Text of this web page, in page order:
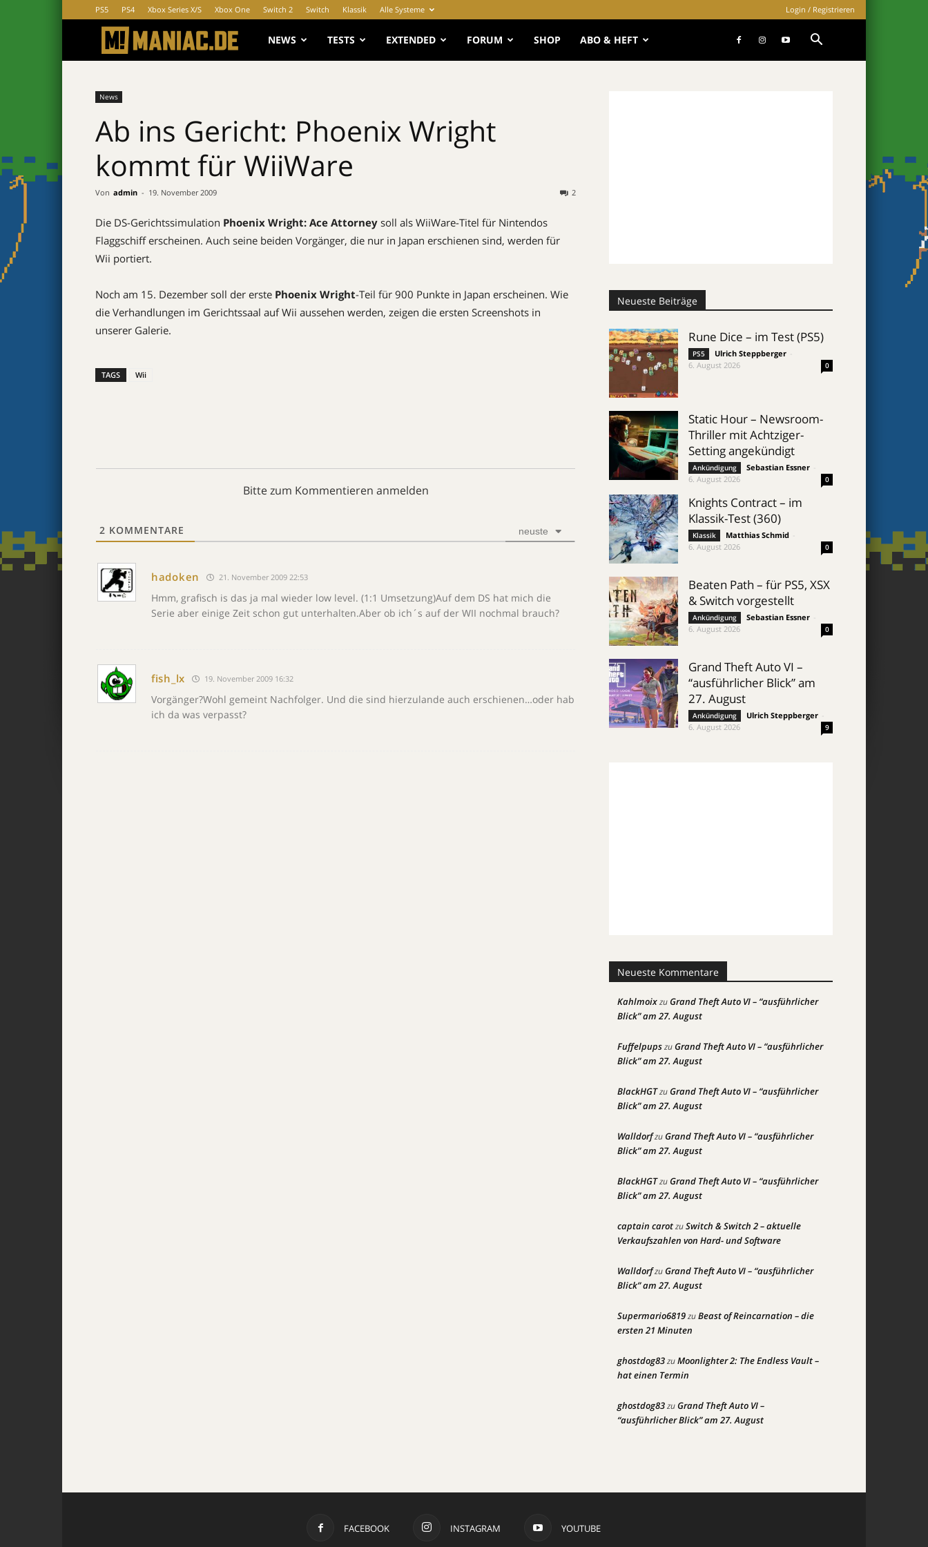
PS5 PS4 Xbox Series X/S Xbox One Switch 2 Switch Klassik Alle Systeme Login / Registrieren
MANIAC.de
NEWS TESTS EXTENDED FORUM SHOP ABO & HEFT
News
Ab ins Gericht: Phoenix Wright
kommt für WiiWare
Von admin - 19. November 2009 2
Die DS-Gerichtssimulation Phoenix Wright: Ace Attorney soll als WiiWare-Titel für Nintendos
Flaggschiff erscheinen. Auch seine beiden Vorgänger, die nur in Japan erschienen sind, werden für
Wii portiert.
Noch am 15. Dezember soll der erste Phoenix Wright-Teil für 900 Punkte in Japan erscheinen. Wie
die Verhandlungen im Gerichtssaal auf Wii aussehen werden, zeigen die ersten Screenshots in
unserer Galerie.
TAGS Wii
Bitte zum Kommentieren anmelden
2 KOMMENTARE neuste
hadoken 21. November 2009 22:53
Hmm, grafisch is das ja mal wieder low level. (1:1 Umsetzung)Auf dem DS hat mich die
Serie aber einige Zeit schon gut unterhalten.Aber ob ich´s auf der WII nochmal brauch?
fish_lx 19. November 2009 16:32
Vorgänger?Wohl gemeint Nachfolger. Und die sind hierzulande auch erschienen…oder hab
ich da was verpasst?
Neueste Beiträge
Rune Dice – im Test (PS5)
PS5 Ulrich Steppberger
6. August 2026
0
Static Hour – Newsroom-
Thriller mit Achtziger-
Setting angekündigt
Ankündigung Sebastian Essner
6. August 2026
0
Knights Contract – im
Klassik-Test (360)
Klassik Matthias Schmid
6. August 2026
0
Beaten Path – für PS5, XSX
& Switch vorgestellt
Ankündigung Sebastian Essner
6. August 2026
0
Grand Theft Auto VI –
“ausführlicher Blick” am
27. August
Ankündigung Ulrich Steppberger
6. August 2026
9
Neueste Kommentare
KahlmoixzuGrand Theft Auto VI – “ausführlicher
Blick” am 27. August
FuffelpupszuGrand Theft Auto VI – “ausführlicher
Blick” am 27. August
BlackHGTzuGrand Theft Auto VI – “ausführlicher
Blick” am 27. August
WalldorfzuGrand Theft Auto VI – “ausführlicher
Blick” am 27. August
BlackHGTzuGrand Theft Auto VI – “ausführlicher
Blick” am 27. August
captain carotzuSwitch & Switch 2 – aktuelle
Verkaufszahlen von Hard- und Software
WalldorfzuGrand Theft Auto VI – “ausführlicher
Blick” am 27. August
Supermario6819zuBeast of Reincarnation – die
ersten 21 Minuten
ghostdog83zuMoonlighter 2: The Endless Vault –
hat einen Termin
ghostdog83zuGrand Theft Auto VI –
“ausführlicher Blick” am 27. August
FACEBOOK INSTAGRAM YOUTUBE